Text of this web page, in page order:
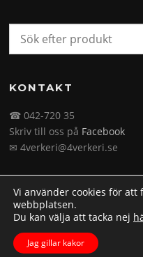
KONTAKT
☎ 042-720 35
Skriv till oss på Facebook
✉ 4verkeri@4verkeri.se
Upphovsrätt © 2026
Screenr parallax
Vi använder cookies för
webbplatsen.
Du kan välja att tacka nej
Jag gillar kakor